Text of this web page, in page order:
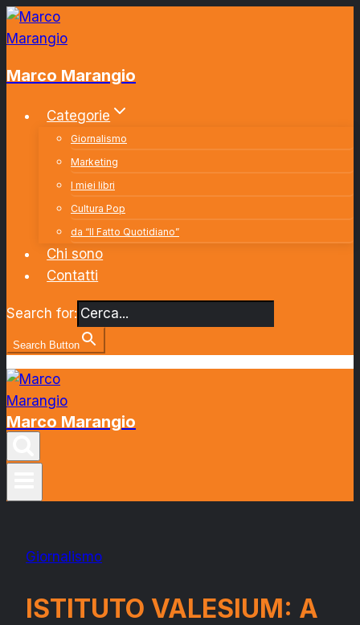
Salta
al
Marco Marangio
Categorie
Giornalismo
Marketing
I miei libri
Cultura Pop
da “Il Fatto Quotidiano”
Chi sono
Contatti
Search for:
Search Button
Marco Marangio
Giornalismo
ISTITUTO VALESIUM: A